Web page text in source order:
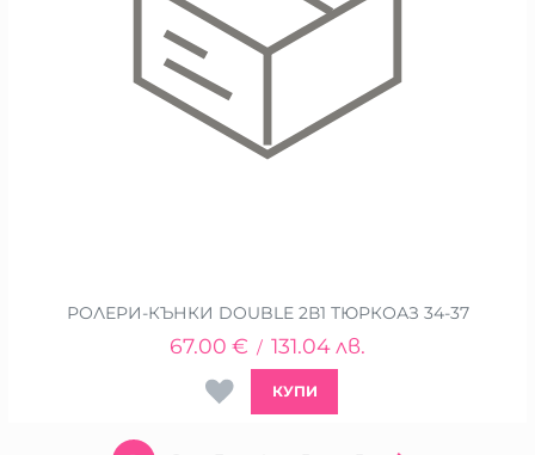
РОЛЕРИ-КЪНКИ DOUBLE 2В1 ТЮРКОАЗ 34-37
67.00 € / 131.04лв.
КУПИ